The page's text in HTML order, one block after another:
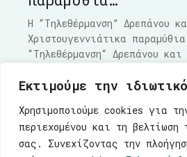
Εκτιμούμε την
Χρησιμοποιούμε cookies για
περιεχομένου και τη βελτίωση
σας. Συνεχίζοντας την
Η “Τηλεθέρμανση” Δρεπάνου
Χριστουγεννιάτικα
“Τηλεθέρμανση“ Δρεπάνου και